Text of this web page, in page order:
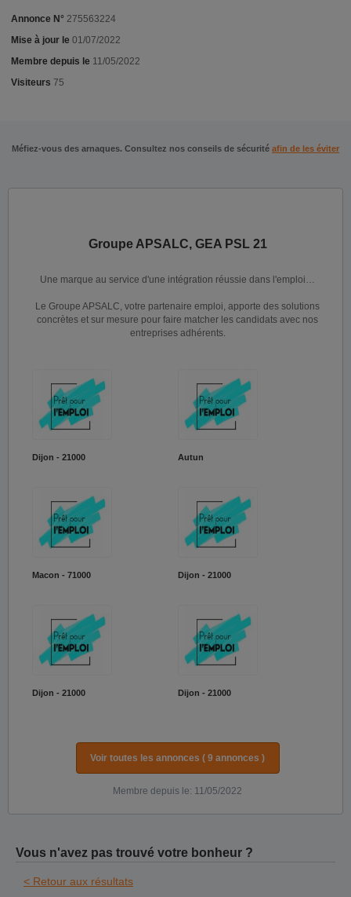
Annonce N° 275563224
Mise à jour le 01/07/2022
Membre depuis le 11/05/2022
Visiteurs 75
Méfiez-vous des arnaques. Consultez nos conseils de sécurité afin de les éviter
Groupe APSALC, GEA PSL 21
Une marque au service d'une intégration réussie dans l'emploi…
Le Groupe APSALC, votre partenaire emploi, apporte des solutions
concrètes et sur mesure pour faire matcher les candidats avec nos
entreprises adhérents.
Dijon - 21000 Autun
Macon - 71000 Dijon - 21000
Dijon - 21000 Dijon - 21000
Voir toutes les annonces ( 9 annonces )
Membre depuis le: 11/05/2022
Vous n'avez pas trouvé votre bonheur ?
< Retour aux résultats